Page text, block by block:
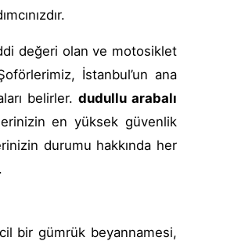
değeri olan ve motosiklet
İstanbul’un ana
belirler.dudullu arabalı
en yüksek güvenlik
durumu hakkında her
bir gümrük beyannamesi,